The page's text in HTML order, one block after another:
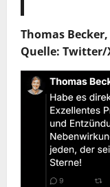
Thomas
Quelle: Twitter/